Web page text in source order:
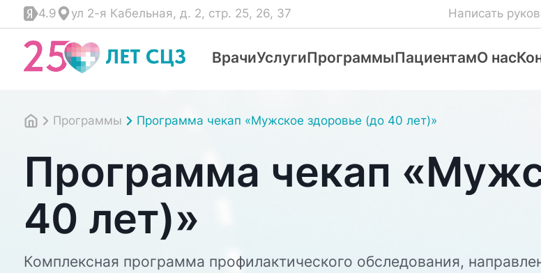
4.9 ул 2-я Кабельная, д. 2, стр. 25, 26, 37 Написать
ВрачиУслугиПрограммыПациентамО нас
Программы Программа чекап «Мужское здоровье (до 40 лет)»
Программа чекап
40 лет)»
Комплексная программа профилактического обследования,